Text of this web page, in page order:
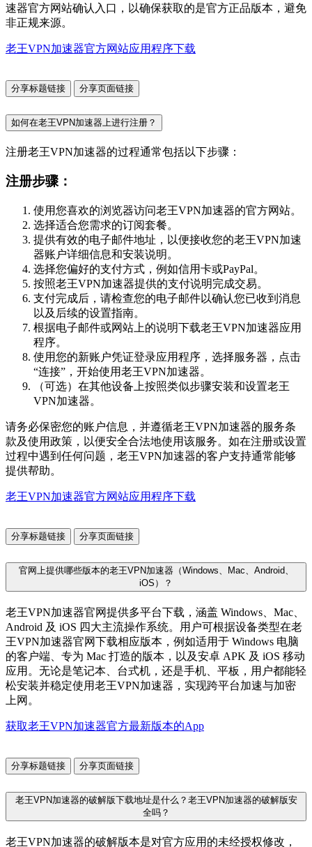
速器官方网站确认入口，以确保获取的是官方正品版本，避免
非正规来源。
老王VPN加速器官方网站应用程序下载
分享标题链接 分享页面链接
如何在老王VPN加速器上进行注册？
注册老王VPN加速器的过程通常包括以下步骤：
注册步骤：
使用您喜欢的浏览器访问老王VPN加速器的官方网站。
选择适合您需求的订阅套餐。
提供有效的电子邮件地址，以便接收您的老王VPN加速
器账户详细信息和安装说明。
选择您偏好的支付方式，例如信用卡或PayPal。
按照老王VPN加速器提供的支付说明完成交易。
支付完成后，请检查您的电子邮件以确认您已收到消息
以及后续的设置指南。
根据电子邮件或网站上的说明下载老王VPN加速器应用
程序。
使用您的新账户凭证登录应用程序，选择服务器，点击
“连接”，开始使用老王VPN加速器。
（可选）在其他设备上按照类似步骤安装和设置老王
VPN加速器。
请务必保密您的账户信息，并遵循老王VPN加速器的服务条
款及使用政策，以便安全合法地使用该服务。如在注册或设置
过程中遇到任何问题，老王VPN加速器的客户支持通常能够
提供帮助。
老王VPN加速器官方网站应用程序下载
分享标题链接 分享页面链接
官网上提供哪些版本的老王VPN加速器（Windows、Mac、Android、
iOS）？
老王VPN加速器官网提供多平台下载，涵盖 Windows、Mac、
Android 及 iOS 四大主流操作系统。用户可根据设备类型在老
王VPN加速器官网下载相应版本，例如适用于 Windows 电脑
的客户端、专为 Mac 打造的版本，以及安卓 APK 及 iOS 移动
应用。无论是笔记本、台式机，还是手机、平板，用户都能轻
松安装并稳定使用老王VPN加速器，实现跨平台加速与加密
上网。
获取老王VPN加速器官方最新版本的App
分享标题链接 分享页面链接
老王VPN加速器的破解版下载地址是什么？老王VPN加速器的破解版安
全吗？
老王VPN加速器的破解版本是对官方应用的未经授权修改，